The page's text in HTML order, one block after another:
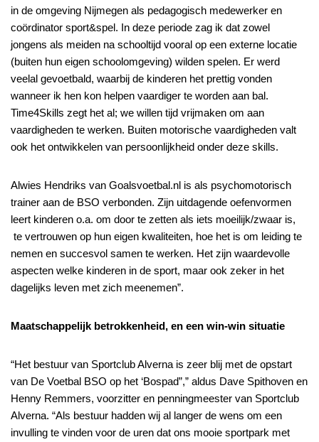
in de omgeving Nijmegen als pedagogisch medewerker en
coördinator sport&spel. In deze periode zag ik dat zowel
jongens als meiden na schooltijd vooral op een externe locatie
(buiten hun eigen schoolomgeving) wilden spelen. Er werd
veelal gevoetbald, waarbij de kinderen het prettig vonden
wanneer ik hen kon helpen vaardiger te worden aan bal.
Time4Skills zegt het al; we willen tijd vrijmaken om aan
vaardigheden te werken. Buiten motorische vaardigheden valt
ook het ontwikkelen van persoonlijkheid onder deze skills.
Alwies Hendriks van Goalsvoetbal.nl is als psychomotorisch
trainer aan de BSO verbonden. Zijn uitdagende oefenvormen
leert kinderen o.a. om door te zetten als iets moeilijk/zwaar is,
te vertrouwen op hun eigen kwaliteiten, hoe het is om leiding te
nemen en succesvol samen te werken. Het zijn waardevolle
aspecten welke kinderen in de sport, maar ook zeker in het
dagelijks leven met zich meenemen”.
Maatschappelijk betrokkenheid, en een win-win situatie
“Het bestuur van Sportclub Alverna is zeer blij met de opstart
van De Voetbal BSO op het ‘Bospad”,” aldus Dave Spithoven en
Henny Remmers, voorzitter en penningmeester van Sportclub
Alverna. “Als bestuur hadden wij al langer de wens om een
invulling te vinden voor de uren dat ons mooie sportpark met